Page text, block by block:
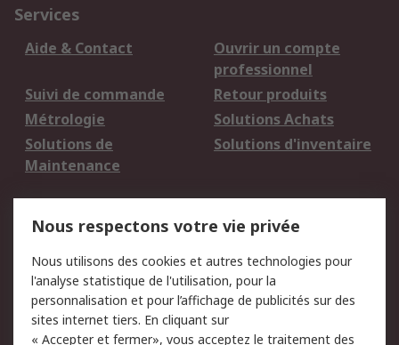
Services
Aide & Contact
Ouvrir un compte
professionnel
Suivi de commande
Retour produits
Métrologie
Solutions Achats
Solutions de
Maintenance
Solutions d'inventaire
du site
Politique de protection
des données - Mise à
jour
Sécurité des E-mails
Nous respectons votre vie privée
Nous utilisons des cookies et autres technologies pour
l'analyse statistique de l'utilisation, pour la
personnalisation et pour l’affichage de publicités sur des
sites internet tiers. En cliquant sur
« Accepter et fermer», vous acceptez le traitement des